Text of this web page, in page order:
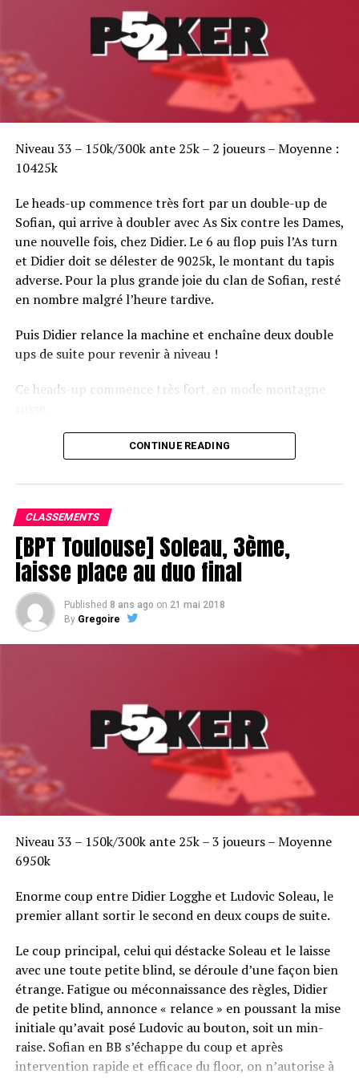
Niveau 33 – 150k/300k ante 25k – 2 joueurs – Moyenne :
10425k
Le heads-up commence très fort par un double-up de
Sofian, qui arrive à doubler avec As Six contre les Dames,
une nouvelle fois, chez Didier. Le 6 au flop puis l’As turn
et Didier doit se délester de 9025k, le montant du tapis
adverse. Pour la plus grande joie du clan de Sofian, resté
en nombre malgré l’heure tardive.
Puis Didier relance la machine et enchaîne deux double
ups de suite pour revenir à niveau !
Ce heads-up commence très fort, en mode montagne
Le champagne va réchauffer si les deux finalistes ne se décident pas !
CONTINUE READING
CLASSEMENTS
[BPT Toulouse] Soleau, 3ème,
laisse place au duo final
Published 8 ans ago on 21 mai 2018
By Gregoire
Niveau 33 – 150k/300k ante 25k – 3 joueurs – Moyenne
6950k
Enorme coup entre Didier Logghe et Ludovic Soleau, le
premier allant sortir le second en deux coups de suite.
Le coup principal, celui qui déstacke Soleau et le laisse
avec une toute petite blind, se déroule d’une façon bien
étrange. Fatigue ou méconnaissance des règles, Didier
de petite blind, annonce « relance » en poussant la mise
initiale qu’avait posé Ludovic au bouton, soit un min-
raise. Sofian en BB s’échappe du coup et après
intervention rapide et efficace du floor, on n’autorise à